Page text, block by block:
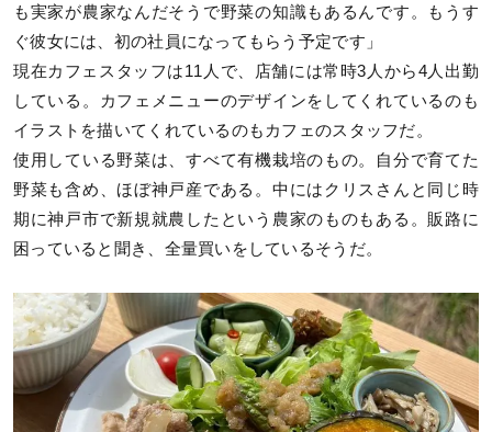
も実家が農家なんだそうで野菜の知識もあるんです。もうす
ぐ彼女には、初の社員になってもらう予定です」
現在カフェスタッフは11人で、店舗には常時3人から4人出勤
している。カフェメニューのデザインをしてくれているのも
イラストを描いてくれているのもカフェのスタッフだ。
使用している野菜は、すべて有機栽培のもの。自分で育てた
野菜も含め、ほぼ神戸産である。中にはクリスさんと同じ時
期に神戸市で新規就農したという農家のものもある。販路に
困っていると聞き、全量買いをしているそうだ。